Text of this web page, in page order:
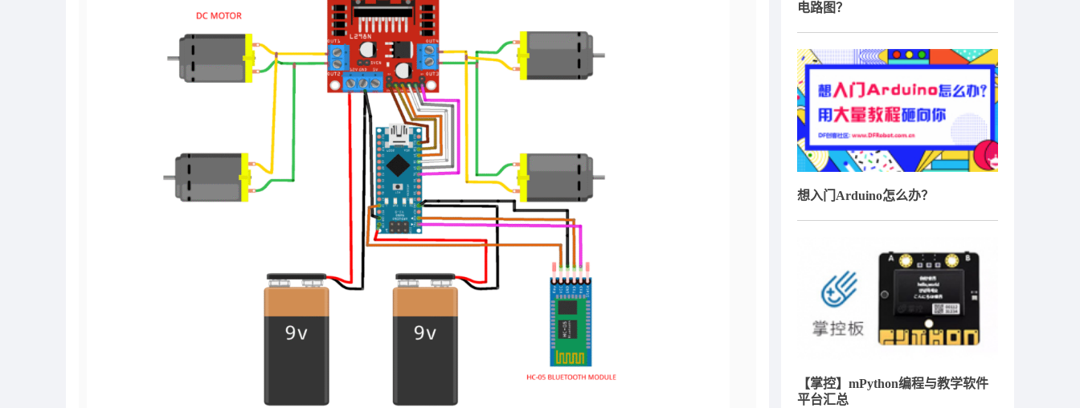
电路图？
想入门Arduino怎么办？
【掌控】mPython编程与教学软件
平台汇总